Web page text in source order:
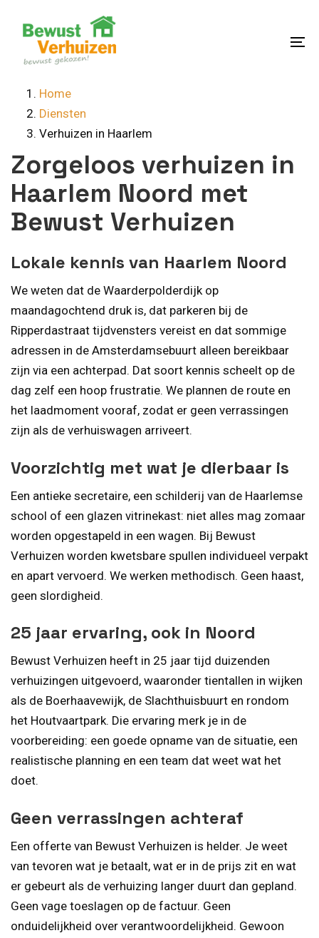
content
Home
Diensten
Verhuizen in Haarlem
Zorgeloos verhuizen in
Haarlem Noord met
Bewust Verhuizen
Lokale kennis van Haarlem Noord
We weten dat de Waarderpolderdijk op
maandagochtend druk is, dat parkeren bij de
Ripperdastraat tijdvensters vereist en dat sommige
adressen in de Amsterdamsebuurt alleen bereikbaar
zijn via een achterpad. Dat soort kennis scheelt op de
dag zelf een hoop frustratie. We plannen de route en
het laadmoment vooraf, zodat er geen verrassingen
zijn als de verhuiswagen arriveert.
Voorzichtig met wat je dierbaar is
Een antieke secretaire, een schilderij van de Haarlemse
school of een glazen vitrinekast: niet alles mag zomaar
worden opgestapeld in een wagen. Bij Bewust
Verhuizen worden kwetsbare spullen individueel verpakt
en apart vervoerd. We werken methodisch. Geen haast,
geen slordigheid.
25 jaar ervaring, ook in Noord
Bewust Verhuizen heeft in 25 jaar tijd duizenden
verhuizingen uitgevoerd, waaronder tientallen in wijken
als de Boerhaavewijk, de Slachthuisbuurt en rondom
het Houtvaartpark. Die ervaring merk je in de
voorbereiding: een goede opname van de situatie, een
realistische planning en een team dat weet wat het
doet.
Geen verrassingen achteraf
Een offerte van Bewust Verhuizen is helder. Je weet
van tevoren wat je betaalt, wat er in de prijs zit en wat
er gebeurt als de verhuizing langer duurt dan gepland.
Geen vage toeslagen op de factuur. Geen
onduidelijkheid over verantwoordelijkheid. Gewoon